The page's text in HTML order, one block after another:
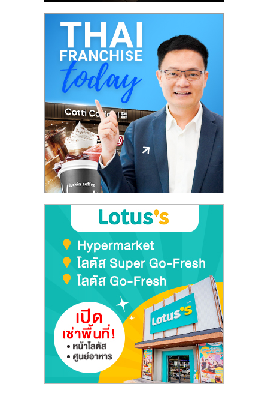
ปรึกษา
การ
ลงทุน
และ
ขยาย
ไชส์,